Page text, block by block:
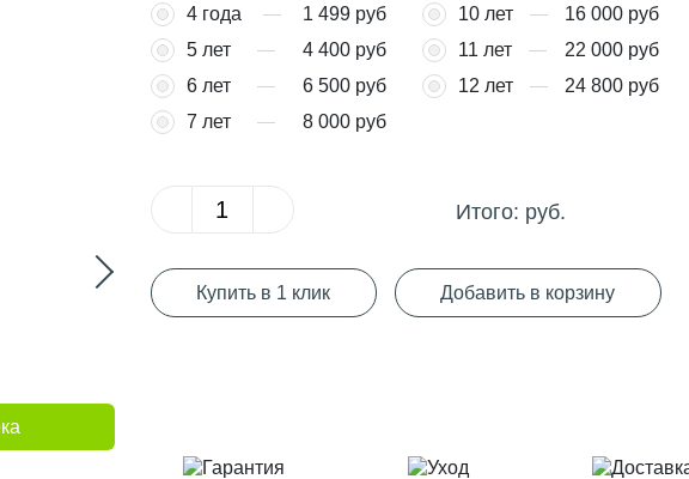
4 года
1 499 руб
5 лет
4 400 руб
6 лет
6 500 руб
7 лет
8 000 руб
10 лет
16 000 руб
11 лет
22 000 руб
12 лет
24 800 руб
Итого: руб.
Купить в 1 клик Добавить в корзину